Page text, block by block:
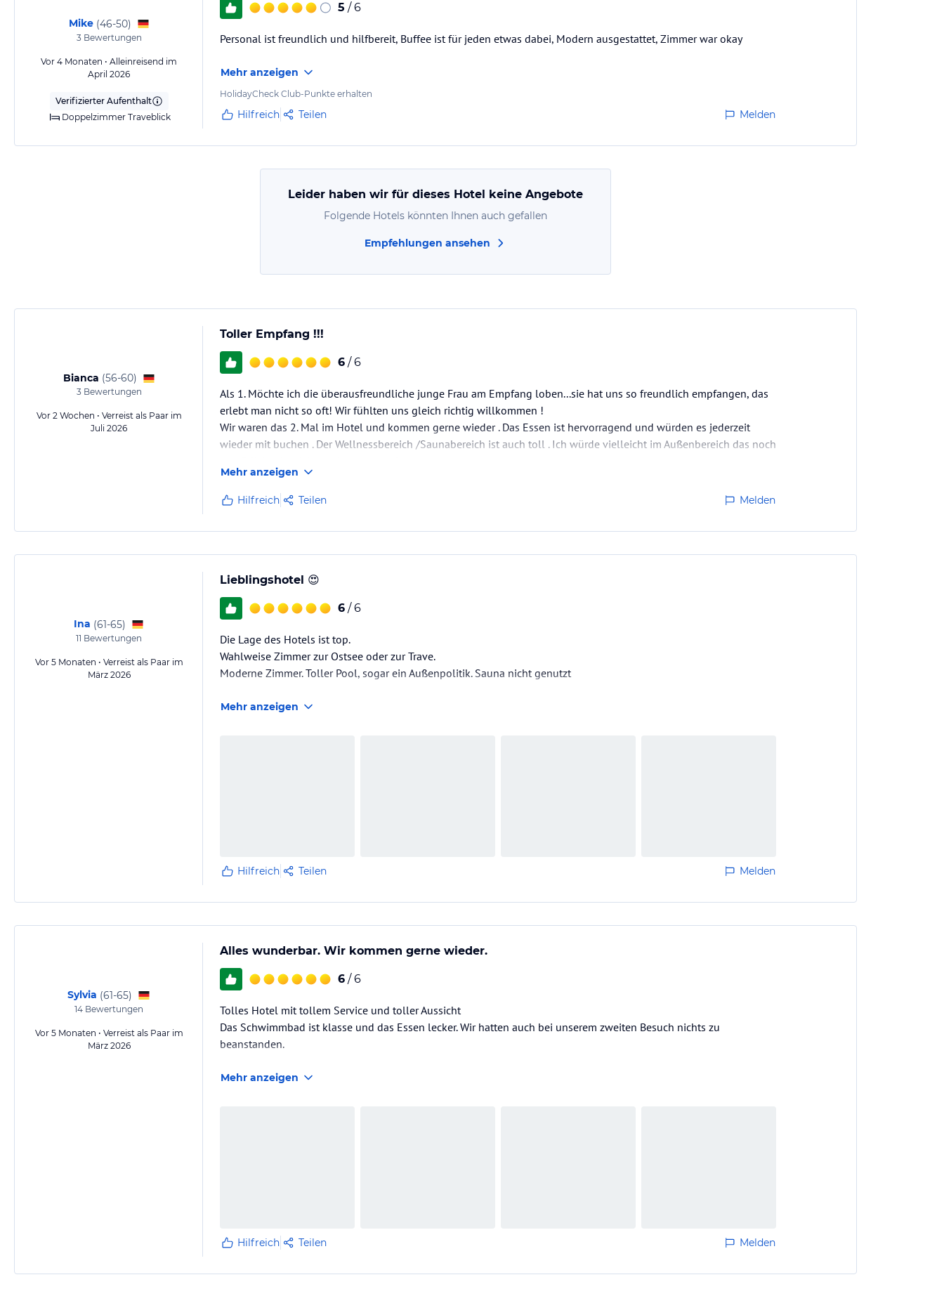
Mike (46-50)
3Bewertungen
Vor 4 Monaten • Alleinreisend im
April 2026
Verifizierter Aufenthalt
Doppelzimmer Traveblick
5 / 6
Personal ist freundlich und hilfbereit, Buffee ist für jeden etwas dabei, Modern ausgestattet, Zimmer war okay
Mehr anzeigen
HolidayCheck Club-Punkte erhalten
Hilfreich Teilen Melden
Leider haben wir für dieses Hotel keine Angebote
Folgende Hotels könnten Ihnen auch gefallen
Empfehlungen ansehen
Bianca (56-60)
3Bewertungen
Vor 2 Wochen • Verreist als Paar im
Juli 2026
Toller Empfang !!!
6 / 6
Als 1. Möchte ich die überausfreundliche junge Frau am Empfang loben...sie hat uns so freundlich empfangen, das
erlebt man nicht so oft! Wir fühlten uns gleich richtig willkommen !
Wir waren das 2. Mal im Hotel und kommen gerne wieder . Das Essen ist hervorragend und würden es jederzeit
wieder mit buchen . Der Wellnessbereich /Saunabereich ist auch toll . Ich würde vielleicht im Außenbereich das noch
Zimmer sind super für einen kurzen Aufenthalt.
Wir kommen definitiv wieder…
Mehr anzeigen
Hilfreich Teilen Melden
Ina (61-65)
11 Bewertungen
Vor 5 Monaten • Verreist als Paar im
März 2026
Lieblingshotel 😍
6 / 6
Die Lage des Hotels ist top.
Wahlweise Zimmer zur Ostsee oder zur Trave.
Moderne Zimmer. Toller Pool, sogar ein Außenpolitik. Sauna nicht genutzt
Mehr anzeigen
Hilfreich Teilen Melden
Sylvia (61-65)
14 Bewertungen
Vor 5 Monaten • Verreist als Paar im
März 2026
Alles wunderbar. Wir kommen gerne wieder.
6 / 6
Tolles Hotel mit tollem Service und toller Aussicht
Das Schwimmbad ist klasse und das Essen lecker. Wir hatten auch bei unserem zweiten Besuch nichts zu
beanstanden.
Mehr anzeigen
Hilfreich Teilen Melden